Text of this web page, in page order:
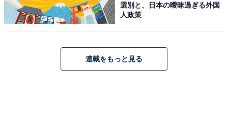
選別と、日本の曖昧過ぎる外国
人政策
連載をもっと見る